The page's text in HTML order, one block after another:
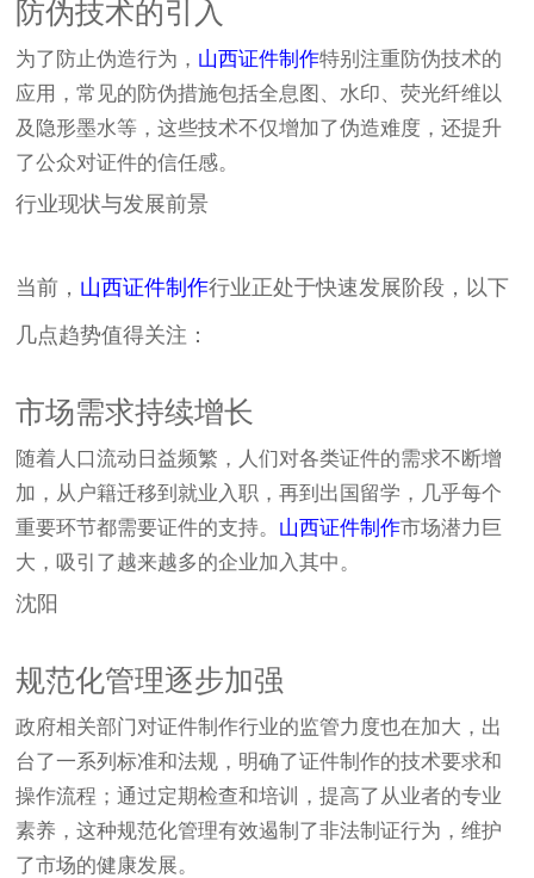
防伪技术的引入
为了防止伪造行为， 山西证件制作特别注重防伪技术的
应用，常见的防伪措施包括全息图、水印、荧光纤维以
及隐形墨水等，这些技术不仅增加了伪造难度，还提升
了公众对证件的信任感。
行业现状与发展前景
当前， 山西证件制作行业正处于快速发展阶段，以下
几点趋势值得关注：
市场需求持续增长
随着人口流动日益频繁，人们对各类证件的需求不断增
加，从户籍迁移到就业入职，再到出国留学，几乎每个
重要环节都需要证件的支持。 山西证件制作市场潜力巨
大，吸引了越来越多的企业加入其中。
沈阳
规范化管理逐步加强
政府相关部门对证件制作行业的监管力度也在加大，出
台了一系列标准和法规，明确了证件制作的技术要求和
操作流程；通过定期检查和培训，提高了从业者的专业
素养，这种规范化管理有效遏制了非法制证行为，维护
了市场的健康发展。